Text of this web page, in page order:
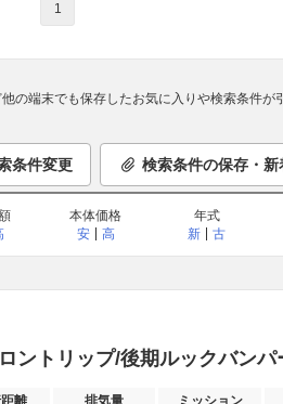
1
の端末でも保存したお気に入りや検索条件が
条件変更 検索条件の保存・新
本体価格
安
高
年式
新
古
ントリップ/後期ルックバンパ
離 排気量 ミッション